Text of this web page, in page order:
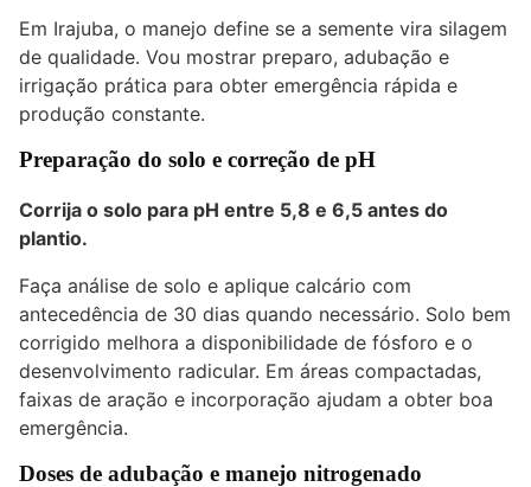
Em Irajuba, o manejo define se a semente vira silagem
de qualidade. Vou mostrar preparo, adubação e
irrigação prática para obter emergência rápida e
produção constante.
Preparação do solo e correção de pH
Corrija o solo para pH entre 5,8 e 6,5 antes do
plantio.
Faça análise de solo e aplique calcário com
antecedência de 30 dias quando necessário. Solo bem
corrigido melhora a disponibilidade de fósforo e o
desenvolvimento radicular. Em áreas compactadas,
faixas de aração e incorporação ajudam a obter boa
emergência.
Doses de adubação e manejo nitrogenado